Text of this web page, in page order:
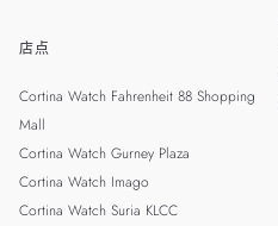
店点
Cortina Watch Fahrenheit 88 Shopping
Mall
Cortina Watch Gurney Plaza
Cortina Watch Imago
Cortina Watch Suria KLCC